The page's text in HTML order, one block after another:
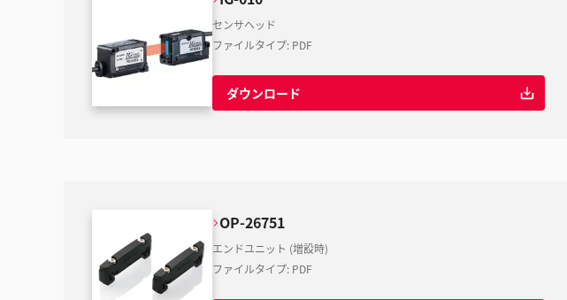
センサヘッド
ファイルタイプ: PDF
ダウンロード
OP-26751
エンドユニット (増設時)
ファイルタイプ: PDF